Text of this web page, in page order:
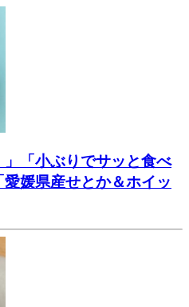
」「小ぶりでサッと食べ
媛県産せとか＆ホイッ